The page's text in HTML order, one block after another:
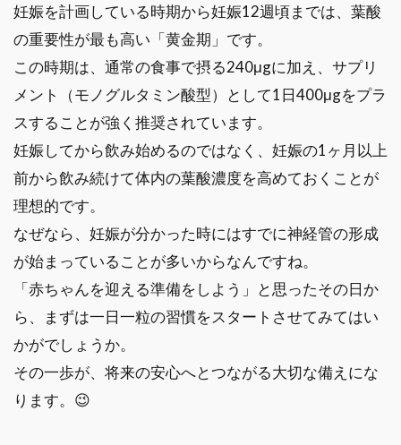
妊娠を計画している時期から妊娠12週頃までは、葉酸
の重要性が最も高い「黄金期」です。
この時期は、通常の食事で摂る240μgに加え、サプリ
メント（モノグルタミン酸型）として1日400μgをプラ
スすることが強く推奨されています。
妊娠してから飲み始めるのではなく、妊娠の1ヶ月以上
前から飲み続けて体内の葉酸濃度を高めておくことが
理想的です。
なぜなら、妊娠が分かった時にはすでに神経管の形成
が始まっていることが多いからなんですね。
「赤ちゃんを迎える準備をしよう」と思ったその日か
ら、まずは一日一粒の習慣をスタートさせてみてはい
かがでしょうか。
その一歩が、将来の安心へとつながる大切な備えにな
ります。😉